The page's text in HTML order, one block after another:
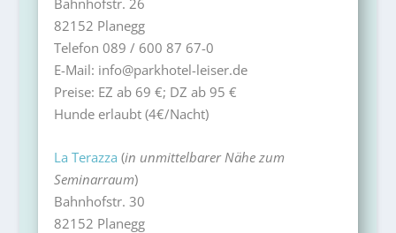
Bahnhofstr. 26
82152 Planegg
Telefon 089 / 600 87 67-0
E-Mail: info@parkhotel-leiser.de
Preise: EZ ab 69 €; DZ ab 95 €
Hunde erlaubt (4€/Nacht)
La Terazza (in unmittelbarer Nähe zum
Seminarraum)
Bahnhofstr. 30
82152 Planegg